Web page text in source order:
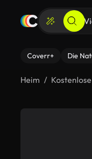
Coverr+ Die
Heim